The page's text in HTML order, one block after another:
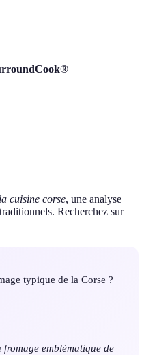
cuisine corse, une analyse
Recherchez sur
typique de la Corse ?
emblématique de